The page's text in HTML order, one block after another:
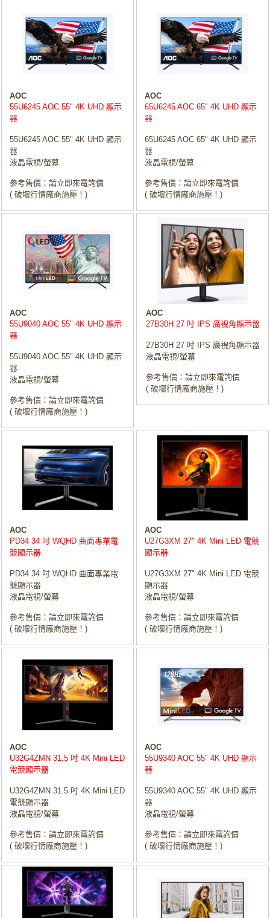
AOC
55U6245 AOC 55" 4K UHD 顯示
器
55U6245 AOC 55" 4K UHD 顯示
器
液晶電視/螢幕
參考售價：請立即來電詢價
( 破壞行情廠商施壓！)
AOC
65U6245 AOC 65" 4K UHD 顯示
器
65U6245 AOC 65" 4K UHD 顯示
器
液晶電視/螢幕
參考售價：請立即來電詢價
( 破壞行情廠商施壓！)
AOC
55U9040 AOC 55" 4K UHD 顯示
器
55U9040 AOC 55" 4K UHD 顯示
器
液晶電視/螢幕
參考售價：請立即來電詢價
( 破壞行情廠商施壓！)
AOC
27B30H 27 吋 IPS 廣視角顯示器
27B30H 27 吋 IPS 廣視角顯示器
液晶電視/螢幕
參考售價：請立即來電詢價
( 破壞行情廠商施壓！)
AOC
PD34 34 吋 WQHD 曲面專業電
競顯示器
PD34 34 吋 WQHD 曲面專業電
競顯示器
液晶電視/螢幕
參考售價：請立即來電詢價
( 破壞行情廠商施壓！)
AOC
U27G3XM 27" 4K Mini LED 電競
顯示器
U27G3XM 27" 4K Mini LED 電競
顯示器
液晶電視/螢幕
參考售價：請立即來電詢價
( 破壞行情廠商施壓！)
AOC
U32G4ZMN 31.5 吋 4K Mini LED
電競顯示器
U32G4ZMN 31.5 吋 4K Mini LED
電競顯示器
液晶電視/螢幕
參考售價：請立即來電詢價
( 破壞行情廠商施壓！)
AOC
55U9340 AOC 55" 4K UHD 顯示
器
55U9340 AOC 55" 4K UHD 顯示
器
液晶電視/螢幕
參考售價：請立即來電詢價
( 破壞行情廠商施壓！)